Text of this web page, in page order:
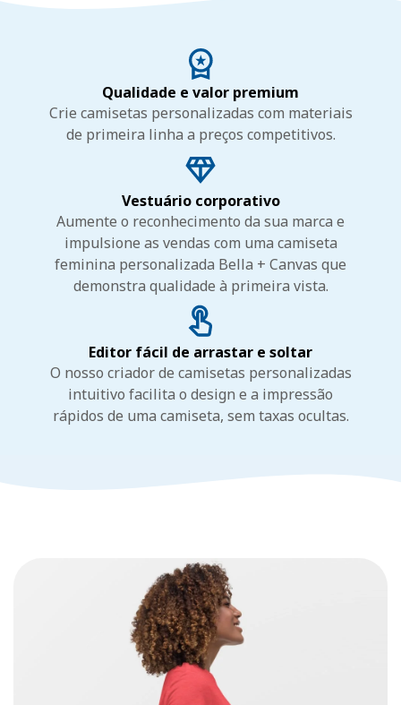
Qualidade e valor premium
Crie camisetas personalizadas com materiais
de primeira linha a preços competitivos.
Vestuário corporativo
Aumente o reconhecimento da sua marca e
impulsione as vendas com uma camiseta
feminina personalizada Bella + Canvas que
demonstra qualidade à primeira vista.
Editor fácil de arrastar e soltar
O nosso criador de camisetas personalizadas
intuitivo facilita o design e a impressão
rápidos de uma camiseta, sem taxas ocultas.